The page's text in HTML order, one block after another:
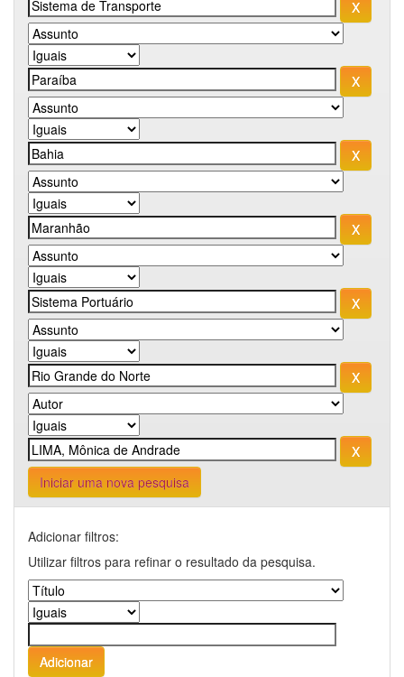
Iniciar uma nova pesquisa
Adicionar filtros:
Utilizar filtros para refinar o resultado da pesquisa.